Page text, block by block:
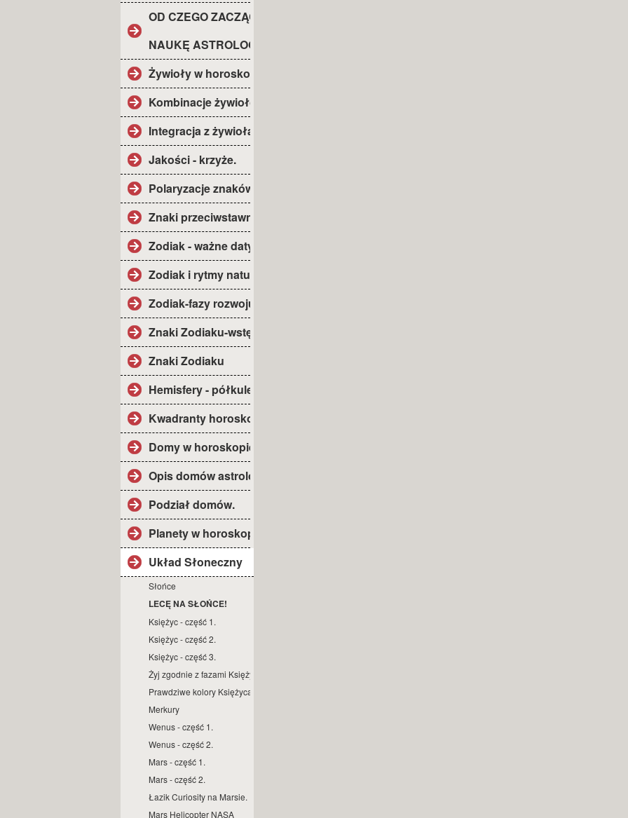
OD CZEGO ZACZĄĆ
NAUKĘ ASTROLOGII?
Żywioły w horoskopie.
Kombinacje żywiołów.
Integracja z żywiołami.
Jakości - krzyże.
Polaryzacje znaków.
Znaki przeciwstawne.
Zodiak - ważne daty.
Zodiak i rytmy natury.
Zodiak-fazy rozwoju.
Znaki Zodiaku-wstęp.
Znaki Zodiaku
Hemisfery - półkule.
Kwadranty horoskopu.
Domy w horoskopie.
Opis domów astrolog.
Podział domów.
Planety w horoskopie.
Układ Słoneczny
Słońce
LECĘ NA SŁOŃCE!
Księżyc - część 1.
Księżyc - część 2.
Księżyc - część 3.
Żyj zgodnie z fazami Księżyca.
Prawdziwe kolory Księżyca.
Merkury
Wenus - część 1.
Wenus - część 2.
Mars - część 1.
Mars - część 2.
Łazik Curiosity na Marsie.
Mars Helicopter NASA